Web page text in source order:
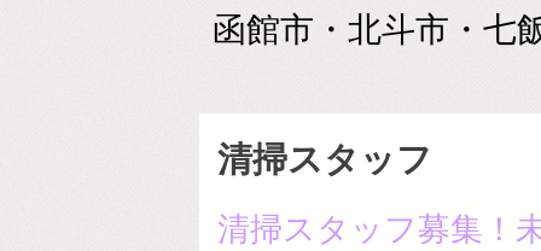
函館市・北斗市・七
清掃スタッフ
清掃スタッフ募集！